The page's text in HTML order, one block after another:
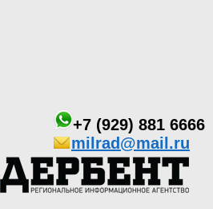
+7 (929) 881 6666
milrad@mail.ru